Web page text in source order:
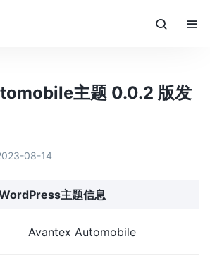
主题 0.0.2 版发
08-14
主题信息
Avantex Automobile